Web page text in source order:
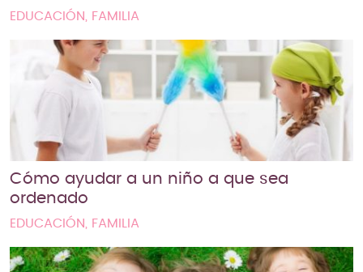
EDUCACIÓN, FAMILIA
Cómo ayudar a un niño a que sea
ordenado
EDUCACIÓN, FAMILIA